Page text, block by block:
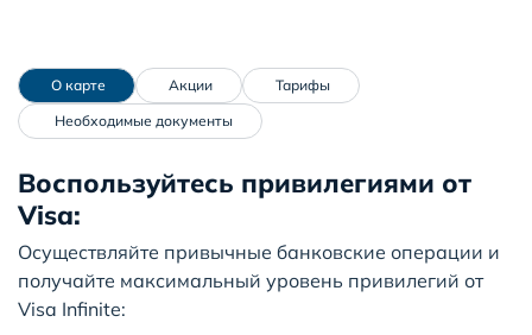
О карте Акции
Тарифы
  Необходимые документы
Воспользуйтесь привилегиями от
Visa:
Осуществляйте привычные банковские операции и
получайте максимальный уровень привилегий от
Visa Infinite: